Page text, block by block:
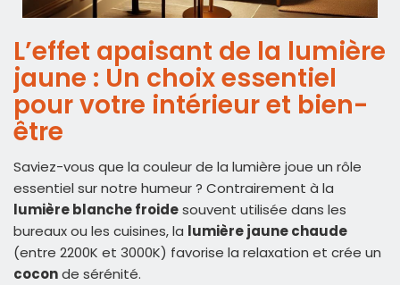
L’effet apaisant de la lumière
jaune : Un choix essentiel
pour votre intérieur et bien-
être
Saviez-vous que la couleur de la lumière joue un rôle
essentiel sur notre humeur ? Contrairement à la
lumière blanche froidesouvent utilisée dans les
bureaux ou les cuisines, la lumière jaune chaude
(entre 2200K et 3000K) favorise la relaxation et crée un
coconde sérénité.